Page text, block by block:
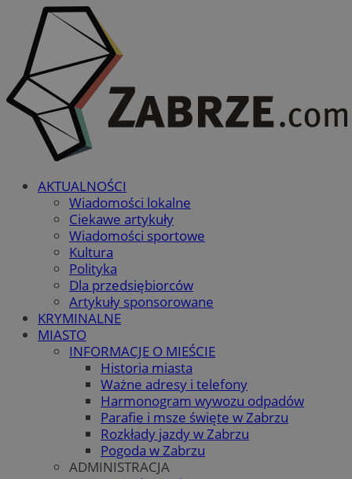
AKTUALNOŚCI
Wiadomości lokalne
Ciekawe artykuły
Wiadomości sportowe
Kultura
Polityka
Dla przedsiębiorców
Artykuły sponsorowane
KRYMINALNE
MIASTO
INFORMACJE O MIEŚCIE
Historia miasta
Ważne adresy i telefony
Harmonogram wywozu odpadów
Parafie i msze święte w Zabrzu
Rozkłady jazdy w Zabrzu
Pogoda w Zabrzu
ADMINISTRACJA